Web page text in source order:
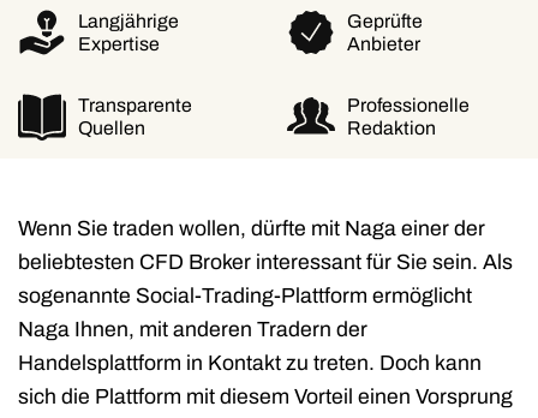
Langjährige
Expertise
Geprüfte
Anbieter
Transparente
Quellen
Professionelle
Redaktion
Wenn Sie traden wollen, dürfte mit Naga einer der
beliebtesten CFD Broker interessant für Sie sein. Als
sogenannte Social-Trading-Plattform ermöglicht
Naga Ihnen, mit anderen Tradern der
Handelsplattform in Kontakt zu treten. Doch kann
sich die Plattform mit diesem Vorteil einen Vorsprung